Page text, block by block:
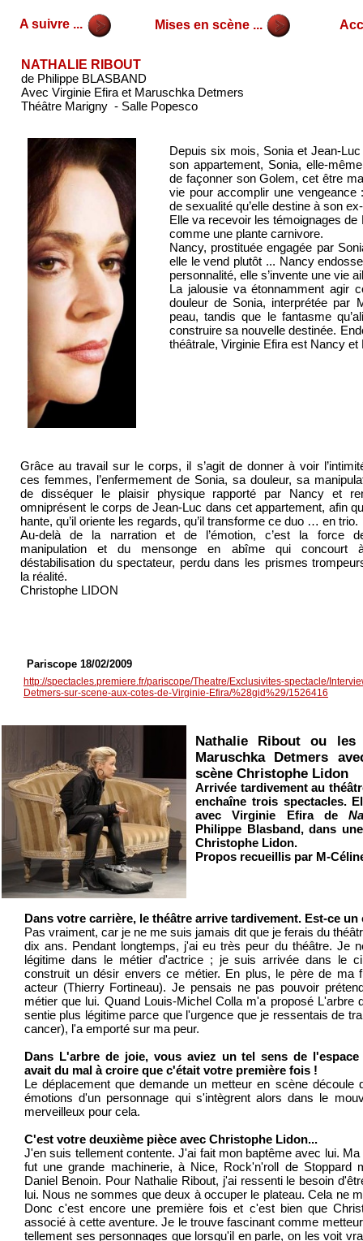
Mises en scène ...
A suivre ...
NATHALIE RIBOUT
de Philippe BLASBAND
Avec Virginie Efira et Maruschka Detmers
Théâtre Marigny - Salle Popesco
Depuis six mois, Sonia et Jean-
son appartement, Sonia, elle-
de façonner son Golem, cet être
vie pour accomplir une vengeance
de sexualité qu’elle destine à son
Elle va recevoir les témoignages de
comme une plante carnivore.
Nancy, prostituée engagée par
elle le vend plutôt ... Nancy
personnalité, elle s’invente une vie
La jalousie va étonnamment agir
douleur de Sonia, interprétée par
peau, tandis que le fantasme
construire sa nouvelle destinée.
théâtrale, Virginie Efira est Nancy et
Grâce au travail sur le corps, il s’agit de donner à voir
ces femmes, l’enfermement de Sonia, sa douleur, sa
de disséquer le plaisir physique rapporté par Nancy et
omniprésent le corps de Jean-Luc dans cet appartement, afin
hante, qu’il oriente les regards, qu’il transforme ce duo … en trio.
Au-delà de la narration et de l’émotion, c’est la force
manipulation et du mensonge en abîme qui concourt
déstabilisation du spectateur, perdu dans les prismes
la réalité.
Christophe LIDON
http://spectacles.premiere.fr/pariscope/Theatre/Exclusivites-spectacle/
Detmers-sur-scene-aux-cotes-de-Virginie-Efira/%28gid%29/1526416
Pariscope 18/02/2009
Nathalie Ribout ou les
Maruschka Detmers
scène Christophe Lidon
Arrivée tardivement au
enchaîne trois spectacles.
avec Virginie Efira de
Philippe Blasband, dans
Christophe Lidon.
Propos recueillis par M-
Dans votre carrière, le théâtre arrive tardivement. Est-ce un
Pas vraiment, car je ne me suis jamais dit que je ferais du
dix ans. Pendant longtemps, j'ai eu très peur du théâtre. Je
légitime dans le métier d'actrice ; je suis arrivée dans le
construit un désir envers ce métier. En plus, le père de ma
acteur (Thierry Fortineau). Je pensais ne pas pouvoir
métier que lui. Quand Louis-Michel Colla m'a proposé L'arbre
sentie plus légitime parce que l'urgence que je ressentais de
cancer), l'a emporté sur ma peur.
Dans L'arbre de joie, vous aviez un tel sens de
avait du mal à croire que c'était votre première fois !
Le déplacement que demande un metteur en scène découle
émotions d'un personnage qui s'intègrent alors dans le
merveilleux pour cela.
C'est votre deuxième pièce avec Christophe Lidon...
J'en suis tellement contente. J'ai fait mon baptême avec lui.
fut une grande machinerie, à Nice, Rock'n'roll de Stoppard
Daniel Benoin. Pour Nathalie Ribout, j'ai ressenti le besoin
lui. Nous ne sommes que deux à occuper le plateau. Cela ne
Donc c'est encore une première fois et c'est bien que
associé à cette aventure. Je le trouve fascinant comme
tellement ses personnages que lorsqu'il en parle, on les voit